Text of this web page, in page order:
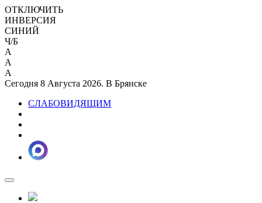
ОТКЛЮЧИТЬ
ИНВЕРСИЯ
СИНИЙ
Ч/Б
A
A
A
Сегодня 8 Августа 2026. В Брянске
СЛАБОВИДЯЩИМ